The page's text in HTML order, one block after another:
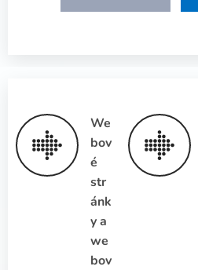
We
bov
é
str
ánk
y a
we
bov